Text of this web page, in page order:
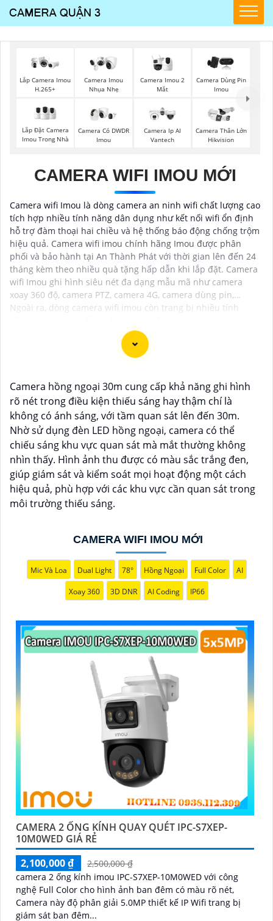
Lắp Camera Imou
H.265+
Camera Imou
Nhụa Nhẹ
Camera Imou 2
Mắt
Camera Dùng Pin
Imou
Lắp Đặt Camera
Imou Trong Nhà
Camera Có DWDR
Imou
Camera Ip AI
Vantech
Camera Thân Lớn
Hikvision
CAMERA WIFI IMOU MỚI
Camera wifi Imou là dòng camera an ninh wifi chất lượng cao
tích hợp nhiều tính năng dân dụng như kết nối wifi ổn định
hỗ trợ đàm thoại hai chiều và hệ thống báo động chống trộm
hiệu quả. Camera wifi imou chính hãng Imou được phân
phối và bảo hành tại An Thành Phát với thời gian lên đến 24
tháng kèm theo nhiều quà tặng hấp dẫn khi lắp đặt. Camera
wifi Imou ghi hình siêu nét đa dạng mẫu mã như camera
xoay 360 độ, camera PTZ, camera 4G, camera dùng pin,…
Ngoài ra, dòng camera wifi imou còn trang bị nhiều tính
bảo vệ không gian sống tối ưu cho gia đình và doanh nghiệp.
'
Camera hồng ngoại 30m cung cấp khả năng ghi hình
rõ nét trong điều kiện thiếu sáng hay thậm chí là
không có ánh sáng, với tầm quan sát lên đến 30m.
Nhờ sử dụng đèn LED hồng ngoại, camera có thể
chiếu sáng khu vực quan sát mà mắt thường không
nhìn thấy. Hình ảnh thu được có màu sắc trắng đen,
giúp giám sát và kiểm soát mọi hoạt động một cách
hiệu quả, phù hợp với các khu vực cần quan sát trong
môi trường thiếu sáng.
CAMERA WIFI IMOU MỚI
Mic Và Loa Dual Light 78° Hồng Ngoại Full Color AI
Xoay 360 3D DNR AI Coding IP66
CAMERA 2 ỐNG KÍNH QUAY QUÉT IPC-S7XEP-
10M0WED GIÁ RẺ
2,100,000 ₫
2,500,000 ₫
camera 2 ống kính imou IPC-S7XEP-10M0WED với công
nghệ Full Color cho hình ảnh ban đêm có màu rõ nét,
Camera này độ phân giải 5.0MP thiết kế IP Wifi trang bị
giám sát ban đêm...